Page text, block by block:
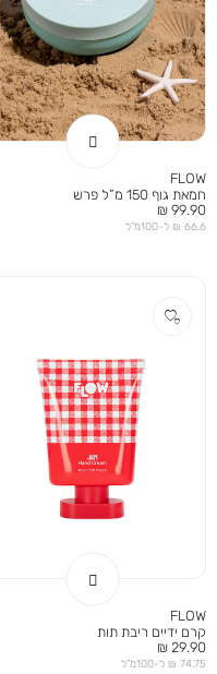
FLOW
חמאת גוף 150 מ”ל פרש
מחיר
מוצר
99.90 ₪
66.6 ₪ ל-100מ”ל
FLOW
קרם ידיים ריבת תות
מחיר
מוצר
29.90 ₪
74.75 ₪ ל-100מ”ל